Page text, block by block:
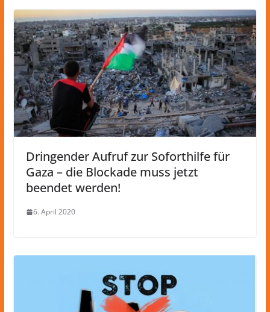
Dringender Aufruf zur Soforthilfe für
Gaza – die Blockade muss jetzt
beendet werden!
6. April 2020